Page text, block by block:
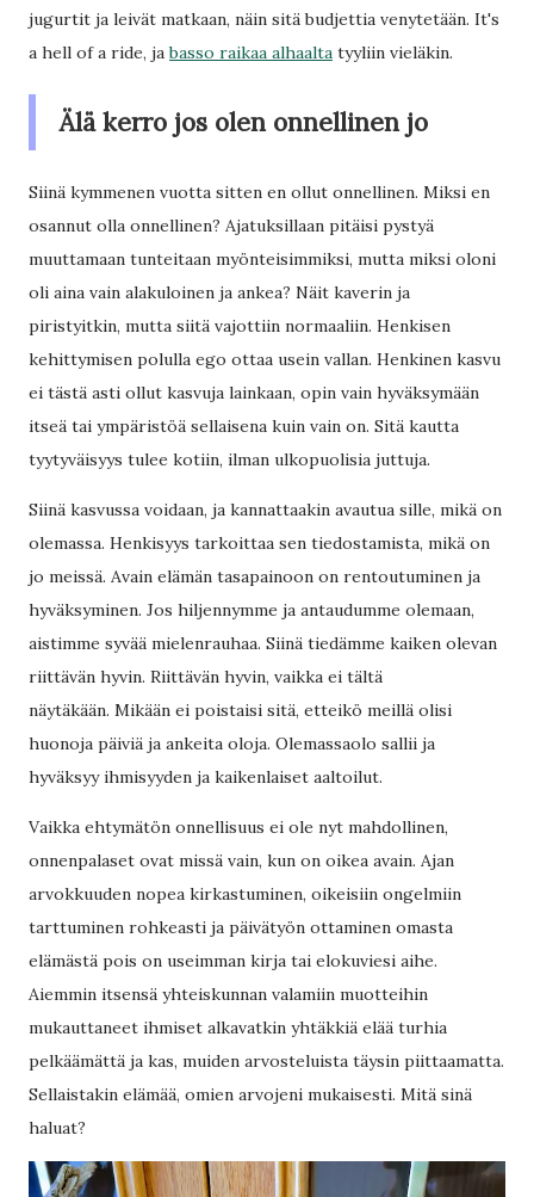
jugurtit ja leivät matkaan, näin sitä budjettia venytetään. It's
a hell of a ride, jabasso raikaa alhaalta tyyliin vieläkin.
Älä kerro jos olen onnellinen jo
Siinä kymmenen vuotta sitten en ollut onnellinen. Miksi en
osannut olla onnellinen? Ajatuksillaan pitäisi pystyä
muuttamaan tunteitaan myönteisimmiksi, mutta miksi oloni
oli aina vain alakuloinen ja ankea? Näit kaverin ja
piristyitkin, mutta siitä vajottiin normaaliin. Henkisen
kehittymisen polulla ego ottaa usein vallan. Henkinen kasvu
ei tästä asti ollut kasvuja lainkaan, opin vain hyväksymään
itseä tai ympäristöä sellaisena kuin vain on. Sitä kautta
tyytyväisyys tulee kotiin, ilman ulkopuolisia juttuja.
Siinä kasvussa voidaan, ja kannattaakin avautua sille, mikä on
olemassa. Henkisyys tarkoittaa sen tiedostamista, mikä on
jo meissä. Avain elämän tasapainoon on rentoutuminen ja
hyväksyminen. Jos hiljennymme ja antaudumme olemaan,
aistimme syvää mielenrauhaa. Siinä tiedämme kaiken olevan
riittävän hyvin. Riittävän hyvin, vaikka ei tältä
näytäkään. Mikään ei poistaisi sitä, etteikö meillä olisi
huonoja päiviä ja ankeita oloja. Olemassaolo sallii ja
hyväksyy ihmisyyden ja kaikenlaiset aaltoilut.
Vaikka ehtymätön onnellisuus ei ole nyt mahdollinen,
onnenpalaset ovat missä vain, kun on oikea avain. Ajan
arvokkuuden nopea kirkastuminen, oikeisiin ongelmiin
tarttuminen rohkeasti ja päivätyön ottaminen omasta
elämästä pois on useimman kirja tai elokuviesi aihe.
Aiemmin itsensä yhteiskunnan valamiin muotteihin
mukauttaneet ihmiset alkavatkin yhtäkkiä elää turhia
pelkäämättä ja kas, muiden arvosteluista täysin piittaamatta.
Sellaistakin elämää, omien arvojeni mukaisesti. Mitä sinä
haluat?